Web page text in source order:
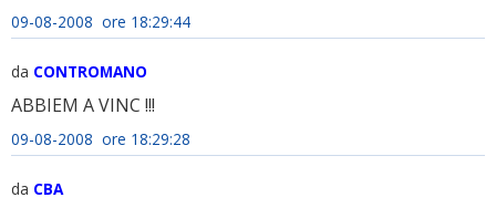
09-08-2008 ore 18:29:44
da CONTROMANO
ABBIEM A VINC !!!
09-08-2008 ore 18:29:28
da CBA